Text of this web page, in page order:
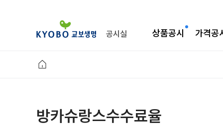
공시실 상품공시 가격공
방카슈랑스수수료율